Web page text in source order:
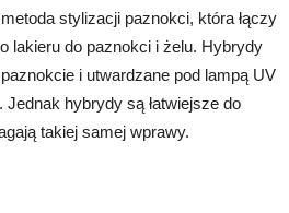
stylizacji paznokci, która łączy
lakieru do paznokci i żelu. Hybrydy
i utwardzane pod lampą UV
Jednak hybrydy są łatwiejsze do
takiej samej wprawy.